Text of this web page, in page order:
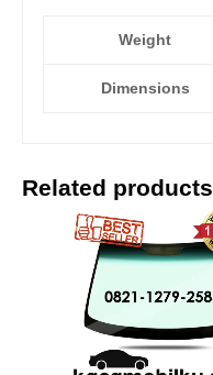
Weight
Dimensions
Related products